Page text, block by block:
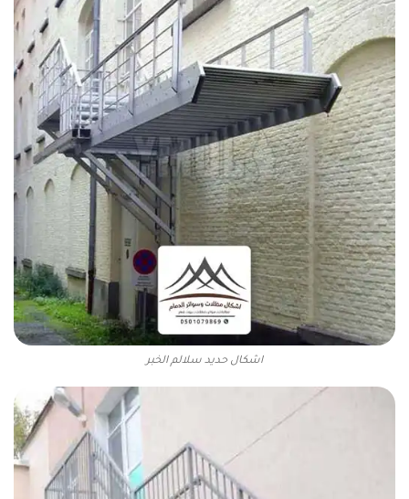
اشكال حديد سلالم الخبر